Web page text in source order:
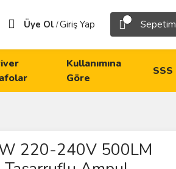
Üye Ol /Giriş Yap Sepetim
Kullanımına
Göre
SSS
220-240V 500LM